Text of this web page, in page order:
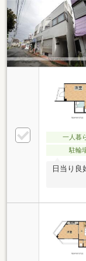
一人暮
駐輪
日当り良